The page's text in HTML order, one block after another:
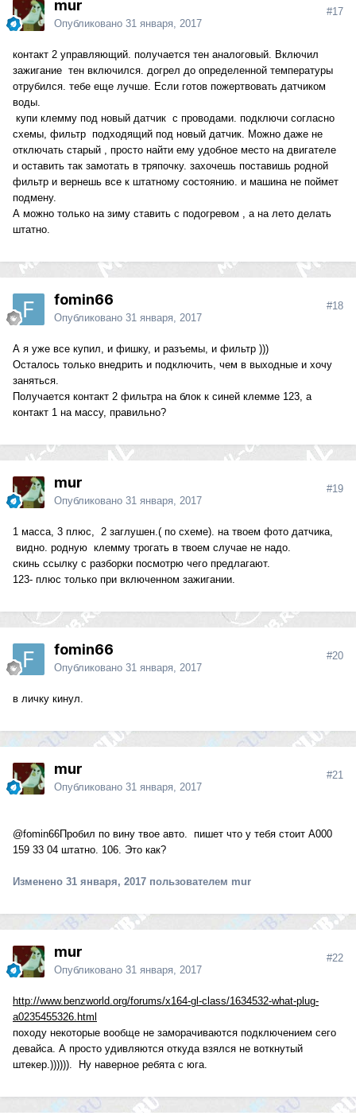
mur
Опубликовано 31 января, 2017
#17
контакт 2 управляющий. получается тен аналоговый. Включил
зажигание тен включился. догрел до определенной температуры
отрубился. тебе еще лучше. Если готов пожертвовать датчиком
воды.
купи клемму под новый датчик с проводами. подключи согласно
схемы, фильтр подходящий под новый датчик. Можно даже не
отключать старый , просто найти ему удобное место на двигателе
и оставить так замотать в тряпочку. захочешь поставишь родной
фильтр и вернешь все к штатному состоянию. и машина не поймет
подмену.
А можно только на зиму ставить с подогревом , а на лето делать
штатно.
fomin66
Опубликовано 31 января, 2017
#18
А я уже все купил, и фишку, и разъемы, и фильтр )))
Осталось только внедрить и подключить, чем в выходные и хочу
заняться.
Получается контакт 2 фильтра на блок к синей клемме 123, а
контакт 1 на массу, правильно?
mur
Опубликовано 31 января, 2017
#19
1 масса, 3 плюс, 2 заглушен.( по схеме). на твоем фото датчика,
видно. родную клемму трогать в твоем случае не надо.
скинь ссылку с разборки посмотрю чего предлагают.
123- плюс только при включенном зажигании.
fomin66
Опубликовано 31 января, 2017
#20
в личку кинул.
mur
Опубликовано 31 января, 2017
#21
@fomin66Пробил по вину твое авто. пишет что у тебя стоит А000
159 33 04 штатно. 106. Это как?
Изменено 31 января, 2017 пользователем mur
mur
Опубликовано 31 января, 2017
#22
http://www.benzworld.org/forums/x164-gl-class/1634532-what-plug-
a0235455326.html
походу некоторые вообще не заморачиваются подключением сего
девайса. А просто удивляются откуда взялся не воткнутый
штекер.)))))). Ну наверное ребята с юга.